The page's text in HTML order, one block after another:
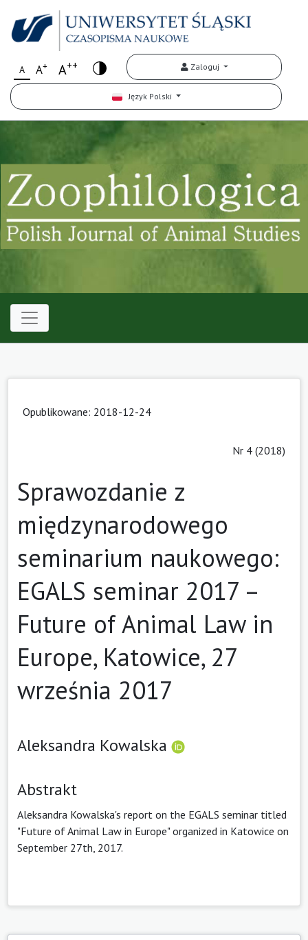
A A+ A++ Zaloguj
Język Polski
Opublikowane: 2018-12-24
Nr 4 (2018)
Sprawozdanie z
międzynarodowego
seminarium naukowego:
EGALS seminar 2017 –
Future of Animal Law in
Europe, Katowice, 27
września 2017
Aleksandra Kowalska
Abstrakt
Aleksandra Kowalska's report on the EGALS seminar titled
"Future of Animal Law in Europe" organized in Katowice on
September 27th, 2017.